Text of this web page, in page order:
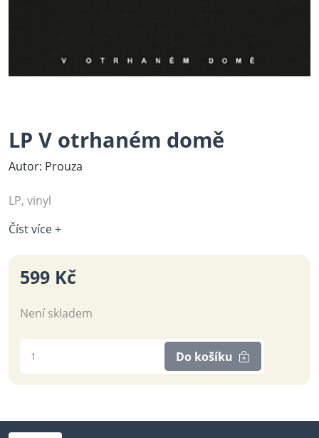
LP V otrhaném domě
Autor: Prouza
LP, vinyl
Číst více +
599 Kč
Není skladem
Do košíku